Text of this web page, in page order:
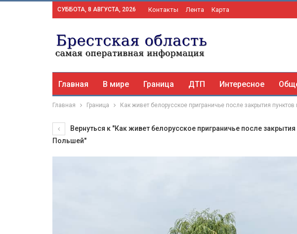
СУББОТА, 8 АВГУСТА, 2026 Контакты Лента Карта
Главная В мире Граница ДТП Интересное
Главная Граница Как живет белорусское приграничье после закрытия
Вернуться к "Как живет белорусское приграничье после
Польшей"